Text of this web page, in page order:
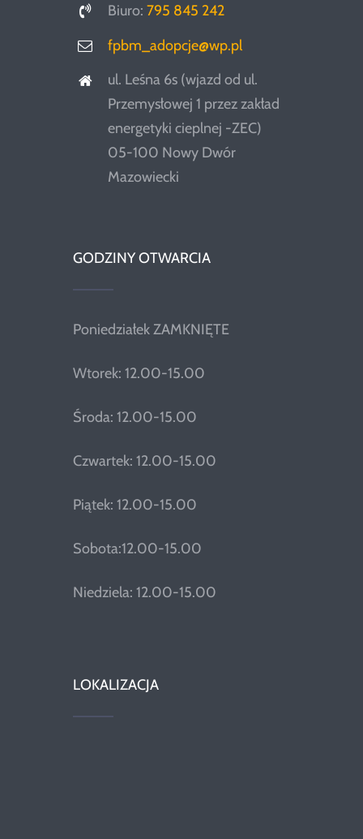
Biuro:795 845 242
fpbm_adopcje@wp.pl
ul. Leśna 6s (wjazd od ul.
Przemysłowej 1 przez zakład
energetyki cieplnej -ZEC)
05-100 Nowy Dwór
Mazowiecki
GODZINY OTWARCIA
Poniedziałek ZAMKNIĘTE
Wtorek: 12.00-15.00
Środa: 12.00-15.00
Czwartek: 12.00-15.00
Piątek: 12.00-15.00
Sobota:12.00-15.00
Niedziela: 12.00-15.00
LOKALIZACJA